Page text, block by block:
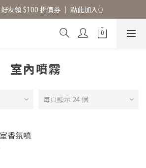
擴香香水原精  l 兩件85、三件79折
友領 $100 折價券 │ 點此加入👆
擴香香水原精  l 兩件85、三件79折
室內噴霧
每頁顯示 24 個